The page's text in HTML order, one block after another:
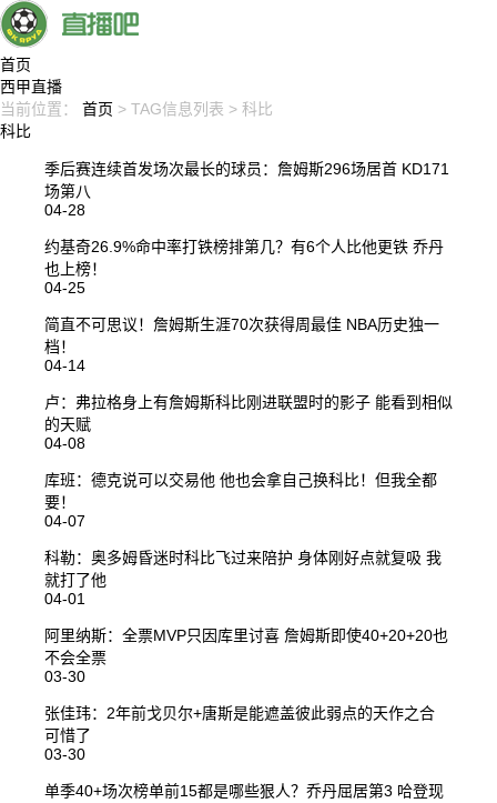
首页
西甲直播
当前位置： 首页 > TAG信息列表 > 科比
科比
季后赛连续首发场次最长的球员：詹姆斯296场居首 KD171
场第八
04-28
约基奇26.9%命中率打铁榜排第几？有6个人比他更铁 乔丹
也上榜！
04-25
简直不可思议！詹姆斯生涯70次获得周最佳 NBA历史独一
档！
04-14
卢：弗拉格身上有詹姆斯科比刚进联盟时的影子 能看到相似
的天赋
04-08
库班：德克说可以交易他 他也会拿自己换科比！但我全都
要！
04-07
科勒：奥多姆昏迷时科比飞过来陪护 身体刚好点就复吸 我
就打了他
04-01
阿里纳斯：全票MVP只因库里讨喜 詹姆斯即使40+20+20也
不会全票
03-30
张佳玮：2年前戈贝尔+唐斯是能遮盖彼此弱点的天作之合
可惜了
03-30
单季40+场次榜单前15都是哪些狠人？乔丹屈居第3 哈登现